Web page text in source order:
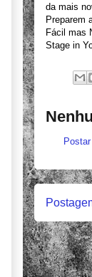
da mais
Preparem
Fácil mas
Stage in